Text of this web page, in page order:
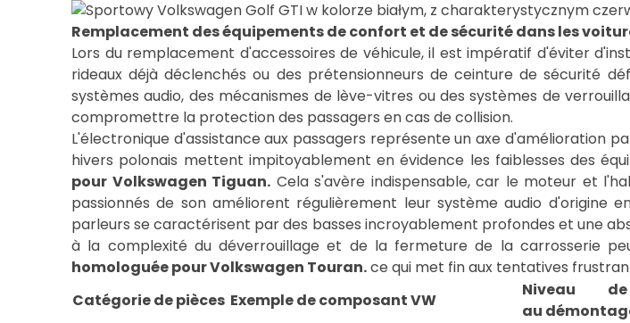
Remplacement des équipements de confort et de sécurité dans les
Lors du remplacement d'accessoires de véhicule, il est impératif d'éviter
rideaux déjà déclenchés ou des prétensionneurs de ceinture de sécurité
systèmes audio, des mécanismes de lève-vitres ou des systèmes de
compromettre la protection des passagers en cas de collision.
L'électronique d'assistance aux passagers représente un axe d'amélioration
hivers polonais mettent impitoyablement en évidence les faiblesses des
pour Volkswagen Tiguan. Cela s'avère indispensable, car le moteur et
passionnés de son améliorent régulièrement leur système audio d'origine
parleurs se caractérisent par des basses incroyablement profondes et une
à la complexité du déverrouillage et de la fermeture de la carrosserie
homologuée pour Volkswagen Touran.ce qui met fin aux tentatives
Catégorie de pièces Exemple de composant VW
Niveau
au